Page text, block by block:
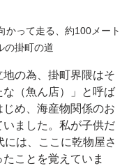
かって走る、約100メート
の掛町の道
の為、掛町界隈はそ
（魚ん店）」と呼ば
め、海産物関係のお
いました。私が子供だ
には、ここに乾物屋さ
ことを覚えていま